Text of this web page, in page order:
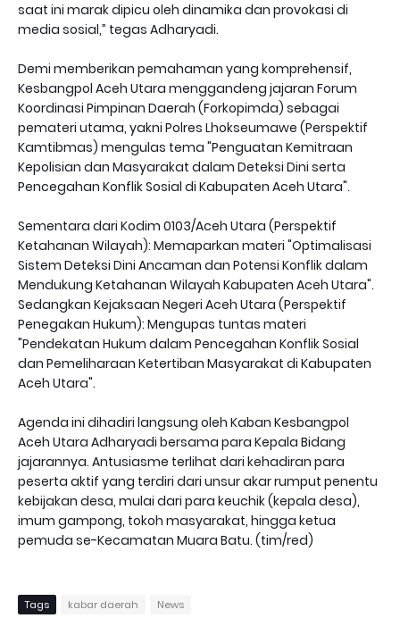
saat ini marak dipicu oleh dinamika dan provokasi di
media sosial,” tegas Adharyadi.
Demi memberikan pemahaman yang komprehensif,
Kesbangpol Aceh Utara menggandeng jajaran Forum
Koordinasi Pimpinan Daerah (Forkopimda) sebagai
pemateri utama, yakni Polres Lhokseumawe (Perspektif
Kamtibmas) mengulas tema "Penguatan Kemitraan
Kepolisian dan Masyarakat dalam Deteksi Dini serta
Pencegahan Konflik Sosial di Kabupaten Aceh Utara".
Sementara dari Kodim 0103/Aceh Utara (Perspektif
Ketahanan Wilayah): Memaparkan materi "Optimalisasi
Sistem Deteksi Dini Ancaman dan Potensi Konflik dalam
Mendukung Ketahanan Wilayah Kabupaten Aceh Utara".
Sedangkan Kejaksaan Negeri Aceh Utara (Perspektif
Penegakan Hukum): Mengupas tuntas materi
"Pendekatan Hukum dalam Pencegahan Konflik Sosial
dan Pemeliharaan Ketertiban Masyarakat di Kabupaten
Aceh Utara".
Agenda ini dihadiri langsung oleh Kaban Kesbangpol
Aceh Utara Adharyadi bersama para Kepala Bidang
jajarannya. Antusiasme terlihat dari kehadiran para
peserta aktif yang terdiri dari unsur akar rumput penentu
kebijakan desa, mulai dari para keuchik (kepala desa),
imum gampong, tokoh masyarakat, hingga ketua
pemuda se-Kecamatan Muara Batu. (tim/red)
Tags kabar daerah News